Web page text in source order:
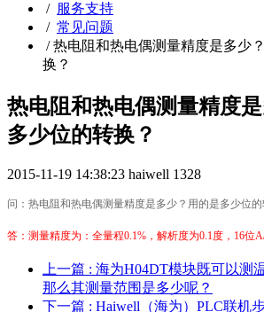
/ 服务支持
/ 常见问题
/热电阻和热电偶测量精度是多少
换？
热电阻和热电偶测量精度
多少位的转换？
2015-11-19 14:38:23 haiwell 1328
问：热电阻和热电偶测量精度是多少？用的是多少位的
答：测量精度为：全量程0.1%，解析度为0.1度，16位A/
上一篇 : 海为H04DT模块既可以测
那么其测量范围是多少呢？
下一篇 : Haiwell（海为）PLC联机